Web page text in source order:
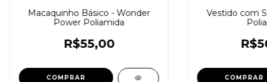
Macaquinho Básico - Wonder
Power Poliamida
R$55,00
COMPRAR
Vestido com
COMPRAR